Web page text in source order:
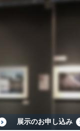
展示のお申し込み